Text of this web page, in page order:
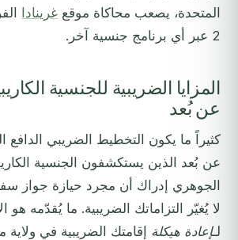
المتحدة، يصعب محاكاة موقع غرينادا
2 عبر أي برنامج جنسية آخر.
المزايا الضريبية للجنسية
عن بُعد
كثيراً ما يكون التخطيط الضريبي الدافع
عن بُعد الذين يستكشفون الجنسية
الجوهري إدراك أن مجرد حيازة جواز
لا يُغيّر التزاماتك الضريبية. ما يُقدّمه هو
لـإعادة هيكلة إقامتك الضريبية في ولاية